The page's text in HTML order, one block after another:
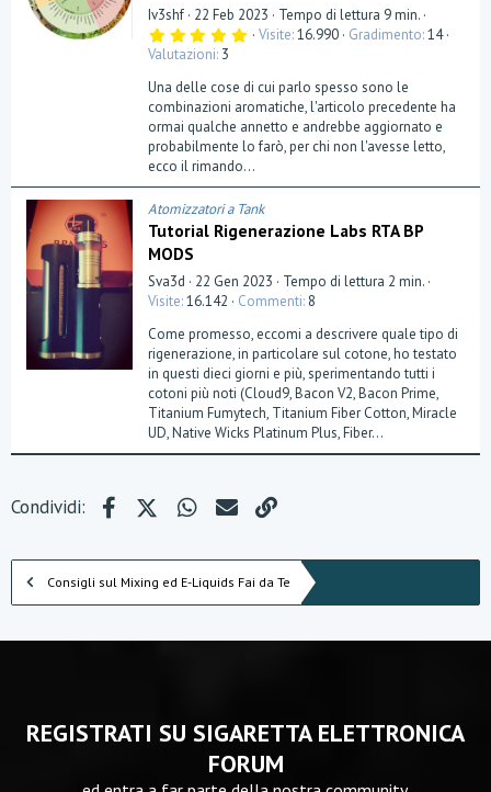
Iv3shf 22 Feb 2023
Tempo di lettura 9 min.
5
0
s
t
e
l
l
(
e
)
Visite 16.990 Gradimento 14
Valutazioni 3
Una delle cose di cui parlo spesso sono le
combinazioni aromatiche, l'articolo precedente ha
ormai qualche annetto e andrebbe aggiornato e
probabilmente lo farò, per chi non l'avesse letto,
ecco il rimando...
Atomizzatori a Tank
Tutorial Rigenerazione Labs RTA BP
MODS
Sva3d 22 Gen 2023
Tempo di lettura 2 min.
Visite 16.142 Commenti 8
Come promesso, eccomi a descrivere quale tipo di
rigenerazione, in particolare sul cotone, ho testato
in questi dieci giorni e più, sperimentando tutti i
cotoni più noti (Cloud9, Bacon V2, Bacon Prime,
Titanium Fumytech, Titanium Fiber Cotton, Miracle
UD, Native Wicks Platinum Plus, Fiber...
Condividi: FacebookX (Twitter)WhatsApp
e-mail
Consigli sul Mixing ed E-Liquids Fai da Te
REGISTRATI SU SIGARETTA ELETTRONICA
FORUM